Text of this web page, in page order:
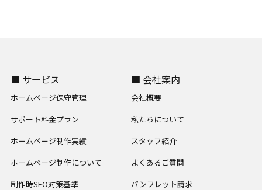
■ サービス
ホームページ保守管理
サポート料金プラン
ホームページ制作実績
ホームページ制作について
制作時SEO対策基準
■ 会社案内
会社概要
私たちについて
スタッフ紹介
よくあるご質問
パンフレット請求